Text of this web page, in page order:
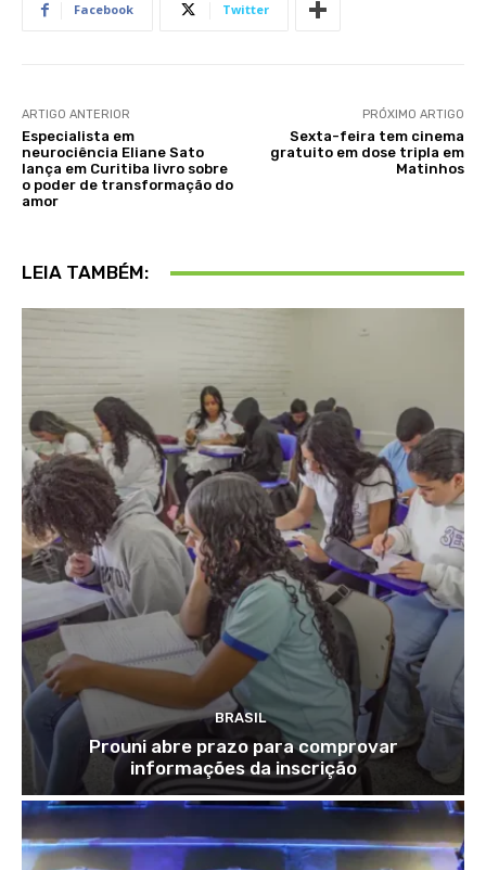
Facebook Twitter
ARTIGO ANTERIOR
Especialista em
neurociência Eliane Sato
lança em Curitiba livro sobre
o poder de transformação do
amor
PRÓXIMO ARTIGO
Sexta-feira tem cinema
gratuito em dose tripla em
Matinhos
LEIA TAMBÉM:
BRASIL
Prouni abre prazo para comprovar
informações da inscrição